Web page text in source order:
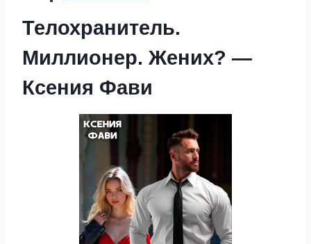
Телохранитель.
Миллионер. Жених? —
Ксения Фави